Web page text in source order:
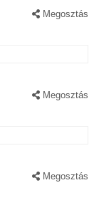
Megosztás
Megosztás
Megosztás